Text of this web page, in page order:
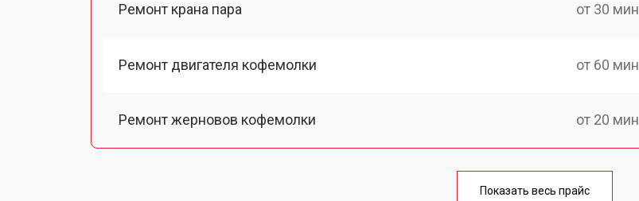
Ремонт крана пара от 30 мин
Ремонт двигателя кофемолки от 60 мин
Ремонт жерновов кофемолки от 20 мин
от 60 мин
Показать весь прайс